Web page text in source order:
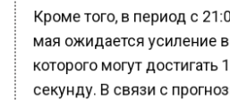
Кроме того, в период с
мая ожидается усиление
которого могут достигать
секунду. В связи с